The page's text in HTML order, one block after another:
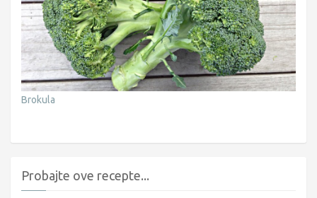
Brokula
Probajte ove recepte...